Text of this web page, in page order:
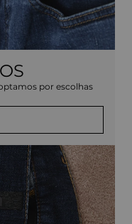
por escolhas